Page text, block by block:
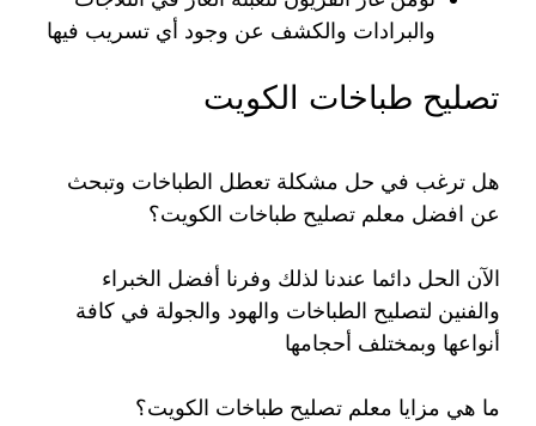
والبرادات والكشف عن وجود أي تسريب فيها
تصليح طباخات الكويت
هل ترغب في حل مشكلة تعطل الطباخات وتبحث
عن افضل معلم تصليح طباخات الكويت؟
الآن الحل دائما عندنا لذلك وفرنا أفضل الخبراء
والفنين لتصليح الطباخات والهود والجولة في كافة
أنواعها وبمختلف أحجامها
ما هي مزايا معلم تصليح طباخات الكويت؟